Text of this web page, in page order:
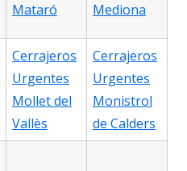
Mataró
Mediona
Cerrajeros
Urgentes
Mollet del
Vallès
Cerrajeros
Urgentes
Monistrol
de Calders